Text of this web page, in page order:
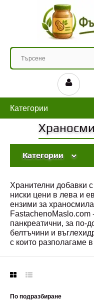
Категории
Категории
Хранителни добавки
ниски цени в лева и
ензими за
FastachenoMaslo.com
панкреатични, за по-
белтъчини и
с които разполагаме